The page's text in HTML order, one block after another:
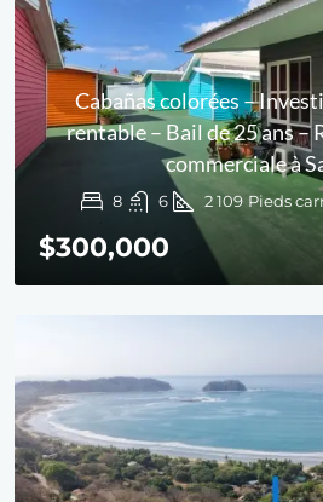
Cabañas colorées –
rentable – Bail de 25 ans –
commerciale à
8 6 2 109 Pieds
$300,000